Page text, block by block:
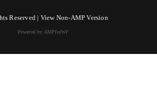
Reserved | View Non-AMP Version
Powered by AMPforWP